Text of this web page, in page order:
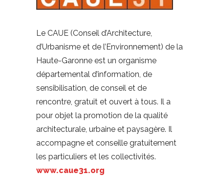
Le CAUE (Conseil d’Architecture,
d’Urbanisme et de l’Environnement) de la
Haute-Garonne est un organisme
départemental d’information, de
sensibilisation, de conseil et de
rencontre, gratuit et ouvert à tous. Il a
pour objet la promotion de la qualité
architecturale, urbaine et paysagère. Il
accompagne et conseille gratuitement
les particuliers et les collectivités.
www.caue31.org